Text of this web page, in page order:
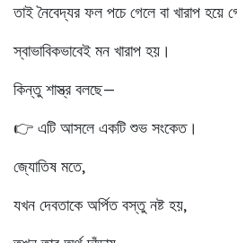
তাই নৈবেদ্যর ফল পচে গেলে বা খারাপ হয়ে
স্বাভাবিকভাবেই মন খারাপ হয়।
কিন্তু শাস্ত্র বলছে—
👉 এটি আসলে একটি শুভ সংকেত।
জ্যোতিষ মতে,
যখন দেবতাকে অর্পিত বস্তু নষ্ট হয়,